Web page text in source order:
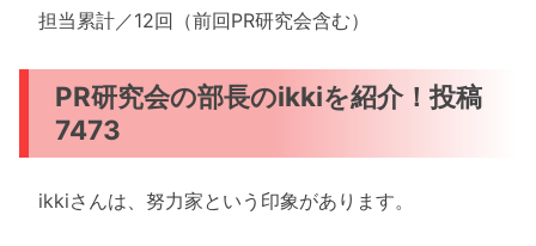
担当累計／12回（前回PR研究会含む）
PR研究会の部長のikkiを紹介！投稿
7473
ikkiさんは、努力家という印象があります。